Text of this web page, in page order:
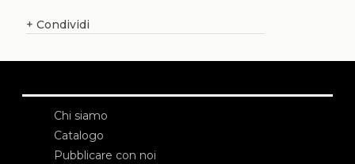
+ Condividi
Chi siamo
Catalogo
Pubblicare con noi